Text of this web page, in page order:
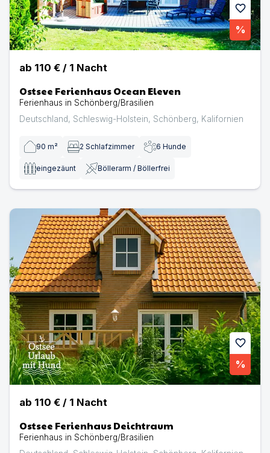
favorite
%
ab 110 € / 1 Nacht
Ostsee Ferienhaus Ocean Eleven
Ferienhaus in Schönberg/Brasilien
Deutschland, Schleswig-Holstein, Schönberg, Kalifornien
90 m² 2 Schlafzimmer 6 Hunde
eingezäunt Böllerarm / Böllerfrei
favorite
%
Ostsee Ferienhaus Deichtraum | Ferienhaus in
ab 110 € / 1 Nacht
Ostsee Ferienhaus Deichtraum
Ferienhaus in Schönberg/Brasilien